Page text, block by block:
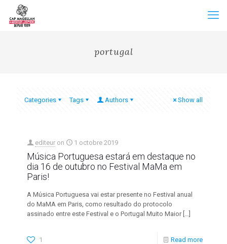
portugal
Categories Tags Authors Show all
editeur on 1 octobre 2019
Música Portuguesa estará em destaque no
dia 16 de outubro no Festival MaMa em
Paris!
A Música Portuguesa vai estar presente no Festival anual
do MaMA em Paris, como resultado do protocolo
assinado entre este Festival e o Portugal Muito Maior[…]
1 Read more